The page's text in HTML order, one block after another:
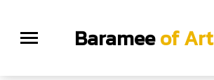
Barameeof Art